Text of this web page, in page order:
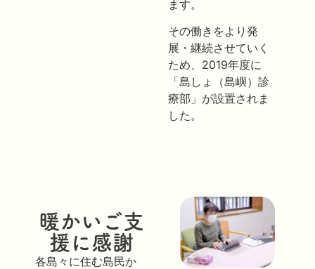
ます。
その働きをより発
展・継続させていく
ため、2019年度に
「島しょ（島嶼）診
療部」が設置されま
した。
暖かいご支
援に感謝
各島々に住む島民か